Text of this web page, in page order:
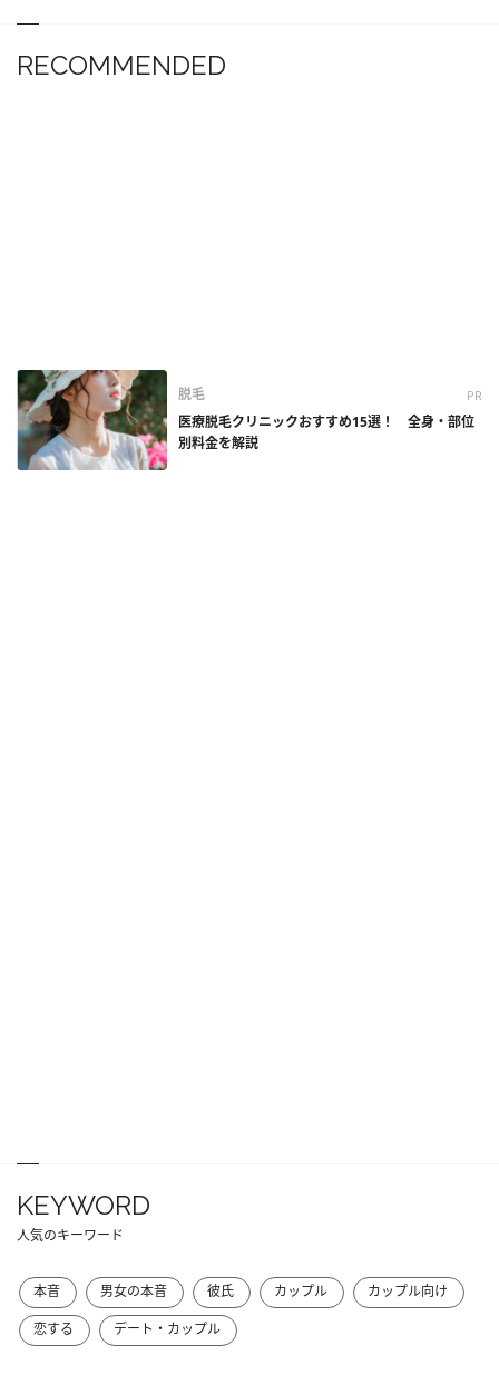
RECOMMENDED
脱毛 PR
医療脱毛クリニックおすすめ15選！ 全身・部位
別料金を解説
KEYWORD
人気のキーワード
本音 男女の本音 彼氏 カップル
カップル向け
恋する
デート・カップル